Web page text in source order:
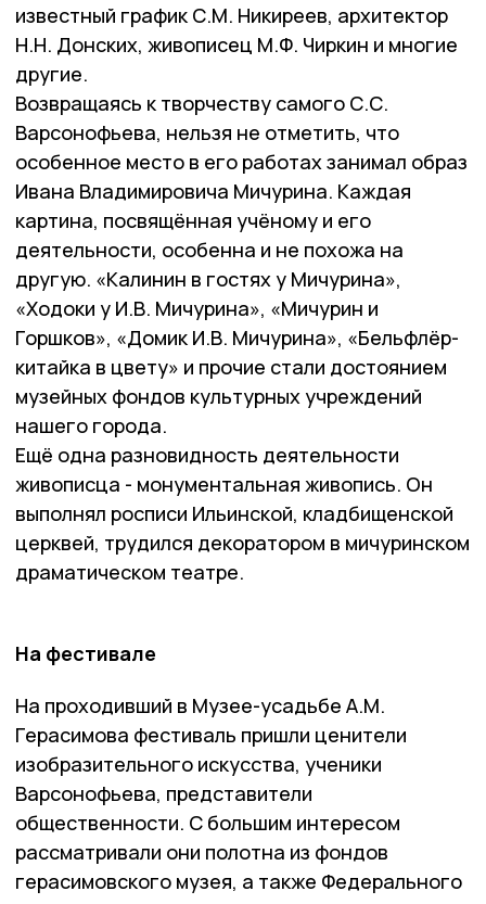
известный график С.М. Никиреев, архитектор
Н.Н. Донских, живописец М.Ф. Чиркин и многие
другие.
Возвращаясь к творчеству самого С.С.
Варсонофьева, нельзя не отметить, что
особенное место в его работах занимал образ
Ивана Владимировича Мичурина. Каждая
картина, посвящённая учёному и его
деятельности, особенна и не похожа на
другую. «Калинин в гостях у Мичурина»,
«Ходоки у И.В. Мичурина», «Мичурин и
Горшков», «Домик И.В. Мичурина», «Бельфлёр-
китайка в цвету» и прочие стали достоянием
музейных фондов культурных учреждений
нашего города.
Ещё одна разновидность деятельности
живописца - монументальная живопись. Он
выполнял росписи Ильинской, кладбищенской
церквей, трудился декоратором в мичуринском
драматическом театре.
На фестивале
На проходивший в Музее-усадьбе А.М.
Герасимова фестиваль пришли ценители
изобразительного искусства, ученики
Варсонофьева, представители
общественности. С большим интересом
рассматривали они полотна из фондов
герасимовского музея, а также Федерального